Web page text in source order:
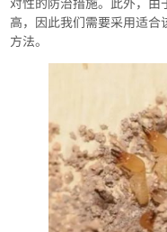
高，因此我们需要采用适
方法。